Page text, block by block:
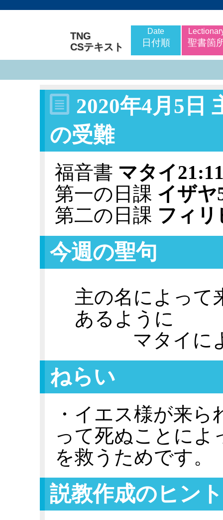
TNG
CSテキスト
Date
日付順 聖書箇
2020年4月5日
の受難
福音書 マタイ
第一の日課 イザヤ
第二の日課 フィリ
今週の聖句
主の名によって
あるように
マタイ
ねらい
・イエス様が来
って死ぬことによ
を救うためです。
説教作成のヒント